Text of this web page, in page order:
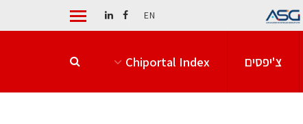
EN
צ'יפסים Chiportal Index